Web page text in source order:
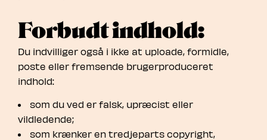
Forbudt indhold:
Du indvilliger også i ikke at uploade, formidle,
poste eller fremsende brugerproduceret
indhold:
som du ved er falsk, upræcist eller
vildledende;
som krænker en tredjeparts copyright,